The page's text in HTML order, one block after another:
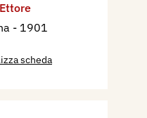
- 1901
scheda